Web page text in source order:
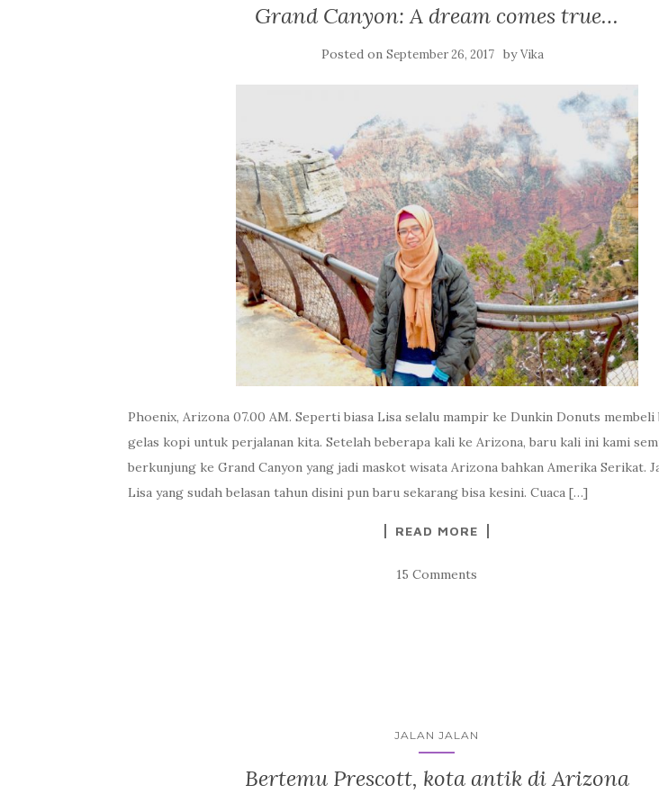
Grand Canyon: A dream comes true…
Posted on September 26, 2017 byVika
Phoenix, Arizona 07.00 AM. Seperti biasa Lisa selalu mampir ke Dunkin Donuts membeli
gelas kopi untuk perjalanan kita. Setelah beberapa kali ke Arizona, baru kali ini kami
berkunjung ke Grand Canyon yang jadi maskot wisata Arizona bahkan Amerika Serikat.
Lisa yang sudah belasan tahun disini pun baru sekarang bisa kesini. Cuaca […]
READ MORE
15 Comments
JALAN JALAN
Bertemu Prescott, kota antik di Arizona